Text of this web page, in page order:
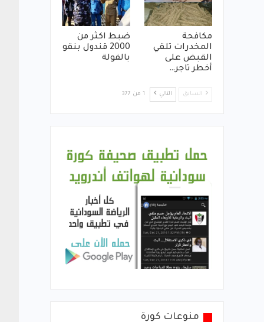
مكافحة
المخدرات تلقي
القبض على
أخطر تاجر…
ضبط اكثر من
2000 قندول بنقو
بالفولة
السابق التالي 1 من 377
منوعات كورة